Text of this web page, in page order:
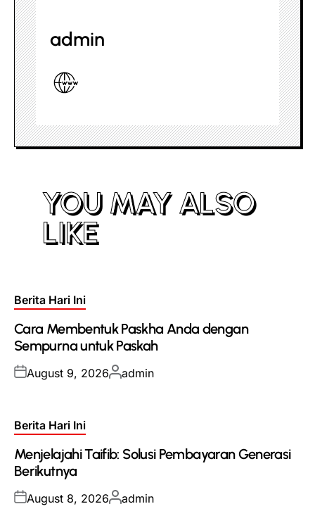
admin
YOU MAY ALSO
LIKE
Posted
Berita Hari Ini
Cara Membentuk Paskha Anda dengan
Sempurna untuk Paskah
Posted
August 9, 2026Posted
admin
Posted
Berita Hari Ini
Menjelajahi Taifib: Solusi Pembayaran Generasi
Berikutnya
Posted
August 8, 2026Posted
admin